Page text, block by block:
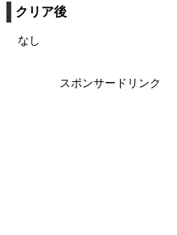
クリア後
なし
スポンサードリンク